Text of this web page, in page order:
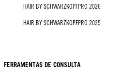
HAIR BY SCHWARZKOPFPRO 2026
HAIR BY SCHWARZKOPFPRO 2025
FERRAMENTAS DE CONSULTA